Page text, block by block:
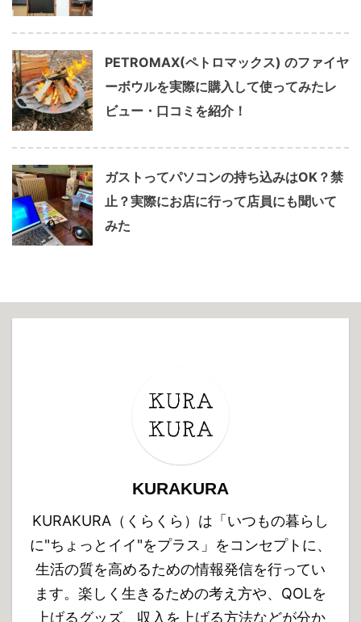
PETROMAX(ペトロマックス) のファイヤ
ーボウルを実際に購入して使ってみたレ
ビュー・口コミを紹介！
ガストってパソコンの持ち込みはOK？禁
止？実際にお店に行って店員にも聞いて
みた
KURAKURA
KURAKURA（くらくら）は「いつもの暮らし
に"ちょっとイイ"をプラス」をコンセプトに、
生活の質を高めるための情報発信を行ってい
ます。楽しく生きるための考え方や、QOLを
上げるグッズ、収入を上げる方法などが分か